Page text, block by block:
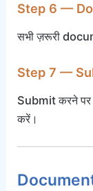
Step 6 —
सभी ज़रूरी
Step 7 —
Submit करने
करें।